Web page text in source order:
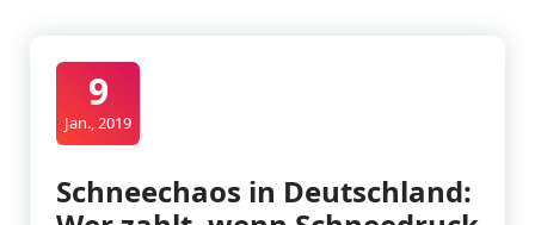
9
Jan., 2019
Schneechaos in Deutschland: